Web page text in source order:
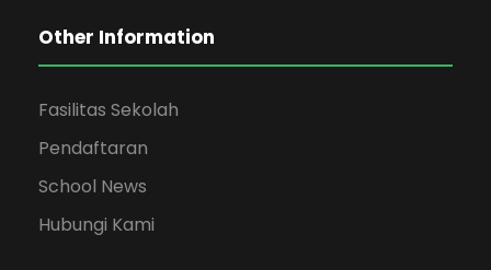
Other Information
Fasilitas Sekolah
Pendaftaran
School News
Hubungi Kami